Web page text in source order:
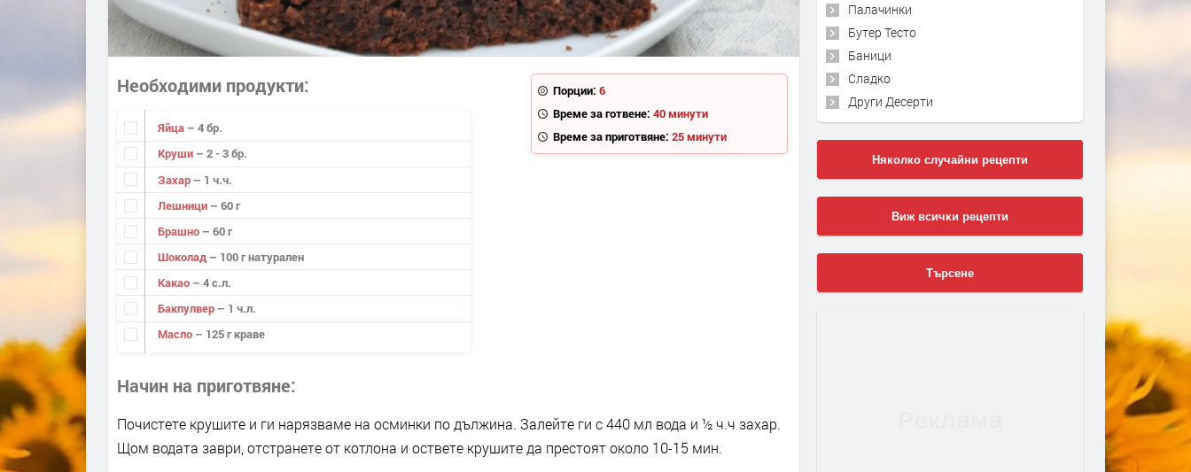
Порции: 6
Време за готвене: 40 минути
Време за приготвяне: 25 минути
Необходими продукти
Яйца – 4 бр.
Круши – 2 - 3 бр.
Захар – 1 ч.ч.
Лешници – 60 г
Брашно – 60 г
Шоколад – 100 г натурален
Какао – 4 с.л.
Бакпулвер – 1 ч.л.
Масло – 125 г краве
Начин на приготвяне
Почистете крушите и ги нарязваме на осминки по дължина. Залейте ги с 440 мл вода и ½ ч.ч захар.
Щом водата заври, отстранете от котлона и оствете крушите да престоят около 10-15 мин.
Палачинки
Бутер Тесто
Баници
Сладко
Други Десерти
Няколко случайни рецепти
Виж всички рецепти
Търсене